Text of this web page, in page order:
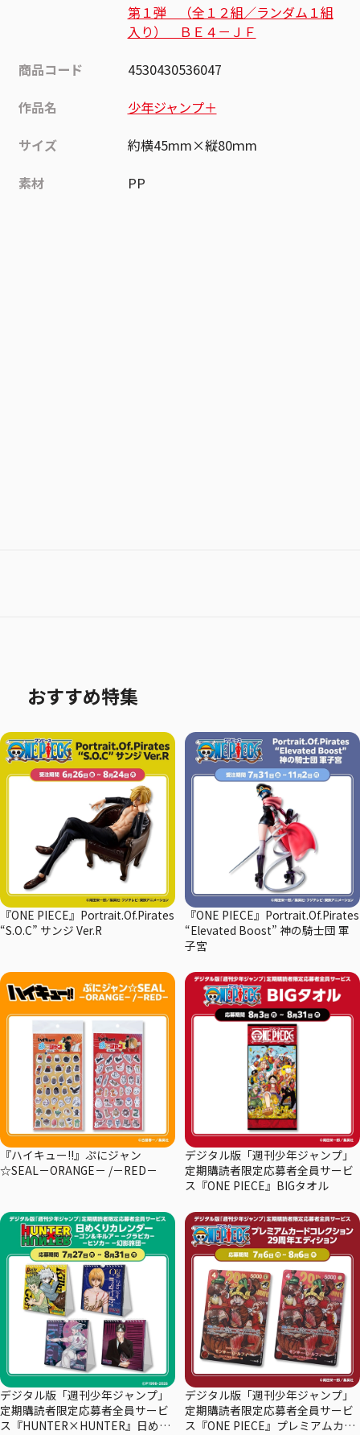
第１弾 （全１２組／ランダム１組
入り） ＢＥ４－ＪＦ
商品コード
4530430536047
作品名
少年ジャンプ＋
サイズ
約横45mm×縦80ｍm
素材
PP
おすすめ特集
『ONE PIECE』Portrait.Of.Pirates
“S.O.C” サンジ Ver.R
『ONE PIECE』Portrait.Of.Pirates
“Elevated Boost” 神の騎士団 軍
子宮
『ハイキュー!!』ぷにジャン
☆SEAL－ORANGE－ /－RED－
デジタル版「週刊少年ジャンプ」
定期購読者限定応募者全員サービ
ス『ONE PIECE』BIGタオル
デジタル版「週刊少年ジャンプ」
定期購読者限定応募者全員サービ
ス『HUNTER×HUNTER』日めく
デジタル版「週刊少年ジャンプ」
定期購読者限定応募者全員サービ
ス『ONE PIECE』プレミアムカー